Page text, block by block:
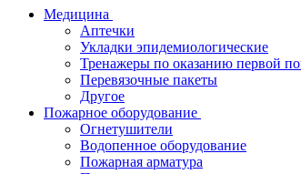
Медицина
Аптечки
Укладки эпидемиологические
Тренажеры по оказанию первой
Перевязочные пакеты
Другое
Пожарное оборудование
Огнетушители
Водопенное оборудование
Пожарная арматура